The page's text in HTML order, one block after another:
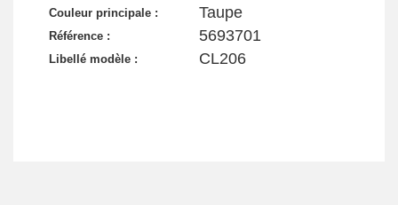
Couleur principale : Taupe
Référence : 5693701
Libellé modèle : CL206